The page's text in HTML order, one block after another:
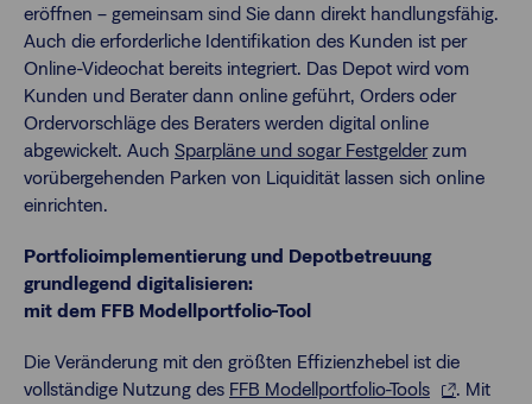
eröffnen – gemeinsam sind Sie dann direkt handlungsfähig.
Auch die erforderliche Identifikation des Kunden ist per
Online-Videochat bereits integriert. Das Depot wird vom
Kunden und Berater dann online geführt, Orders oder
Ordervorschläge des Beraters werden digital online
abgewickelt. Auch Sparpläne und sogar Festgelderzum
vorübergehenden Parken von Liquidität lassen sich online
einrichten.
Portfolioimplementierung und Depotbetreuung
grundlegend digitalisieren:
mit dem FFB Modellportfolio-Tool
Die Veränderung mit den größten Effizienzhebel ist die
vollständige Nutzung des FFB Modellportfolio-Tools
. Mit